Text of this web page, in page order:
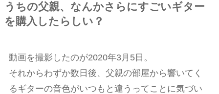
うちの父親、なんかさらにすごいギター
を購入したらしい？
動画を撮影したのが2020年3月5日。
それからわずか数日後、父親の部屋から響いてく
るギターの音色がいつもと違うってことに気づい